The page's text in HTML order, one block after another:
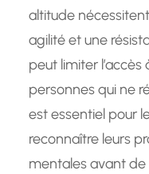
altitude
agilité et une
peut limiter
personnes qui ne
est essentiel pour
reconnaître leurs
mentales avant de